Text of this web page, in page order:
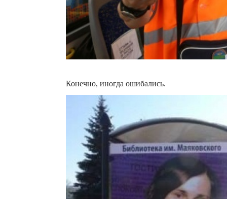
Конечно, иногда ошибались.